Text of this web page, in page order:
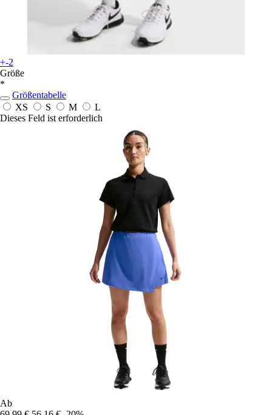
+-2
Größe
*
Größentabelle
XS
S M
L
Dieses Feld ist erforderlich
Ab